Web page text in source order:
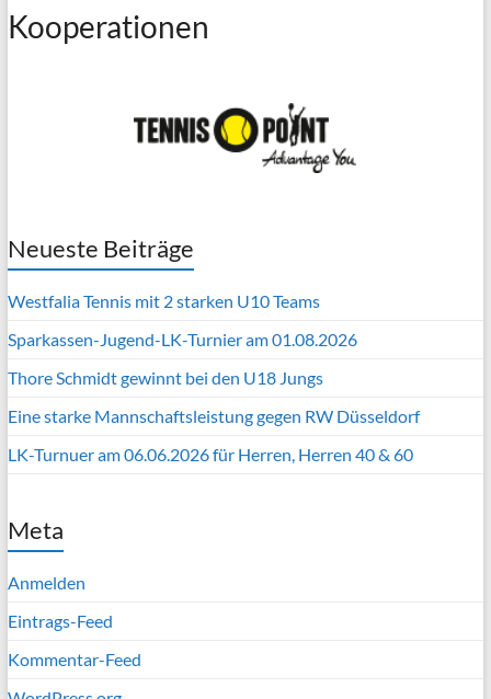
Kooperationen
Neueste Beiträge
Westfalia Tennis mit 2 starken U10 Teams
Sparkassen-Jugend-LK-Turnier am 01.08.2026
Thore Schmidt gewinnt bei den U18 Jungs
Eine starke Mannschaftsleistung gegen RW Düsseldorf
LK-Turnuer am 06.06.2026 für Herren, Herren 40 & 60
Meta
Anmelden
Eintrags-Feed
Kommentar-Feed